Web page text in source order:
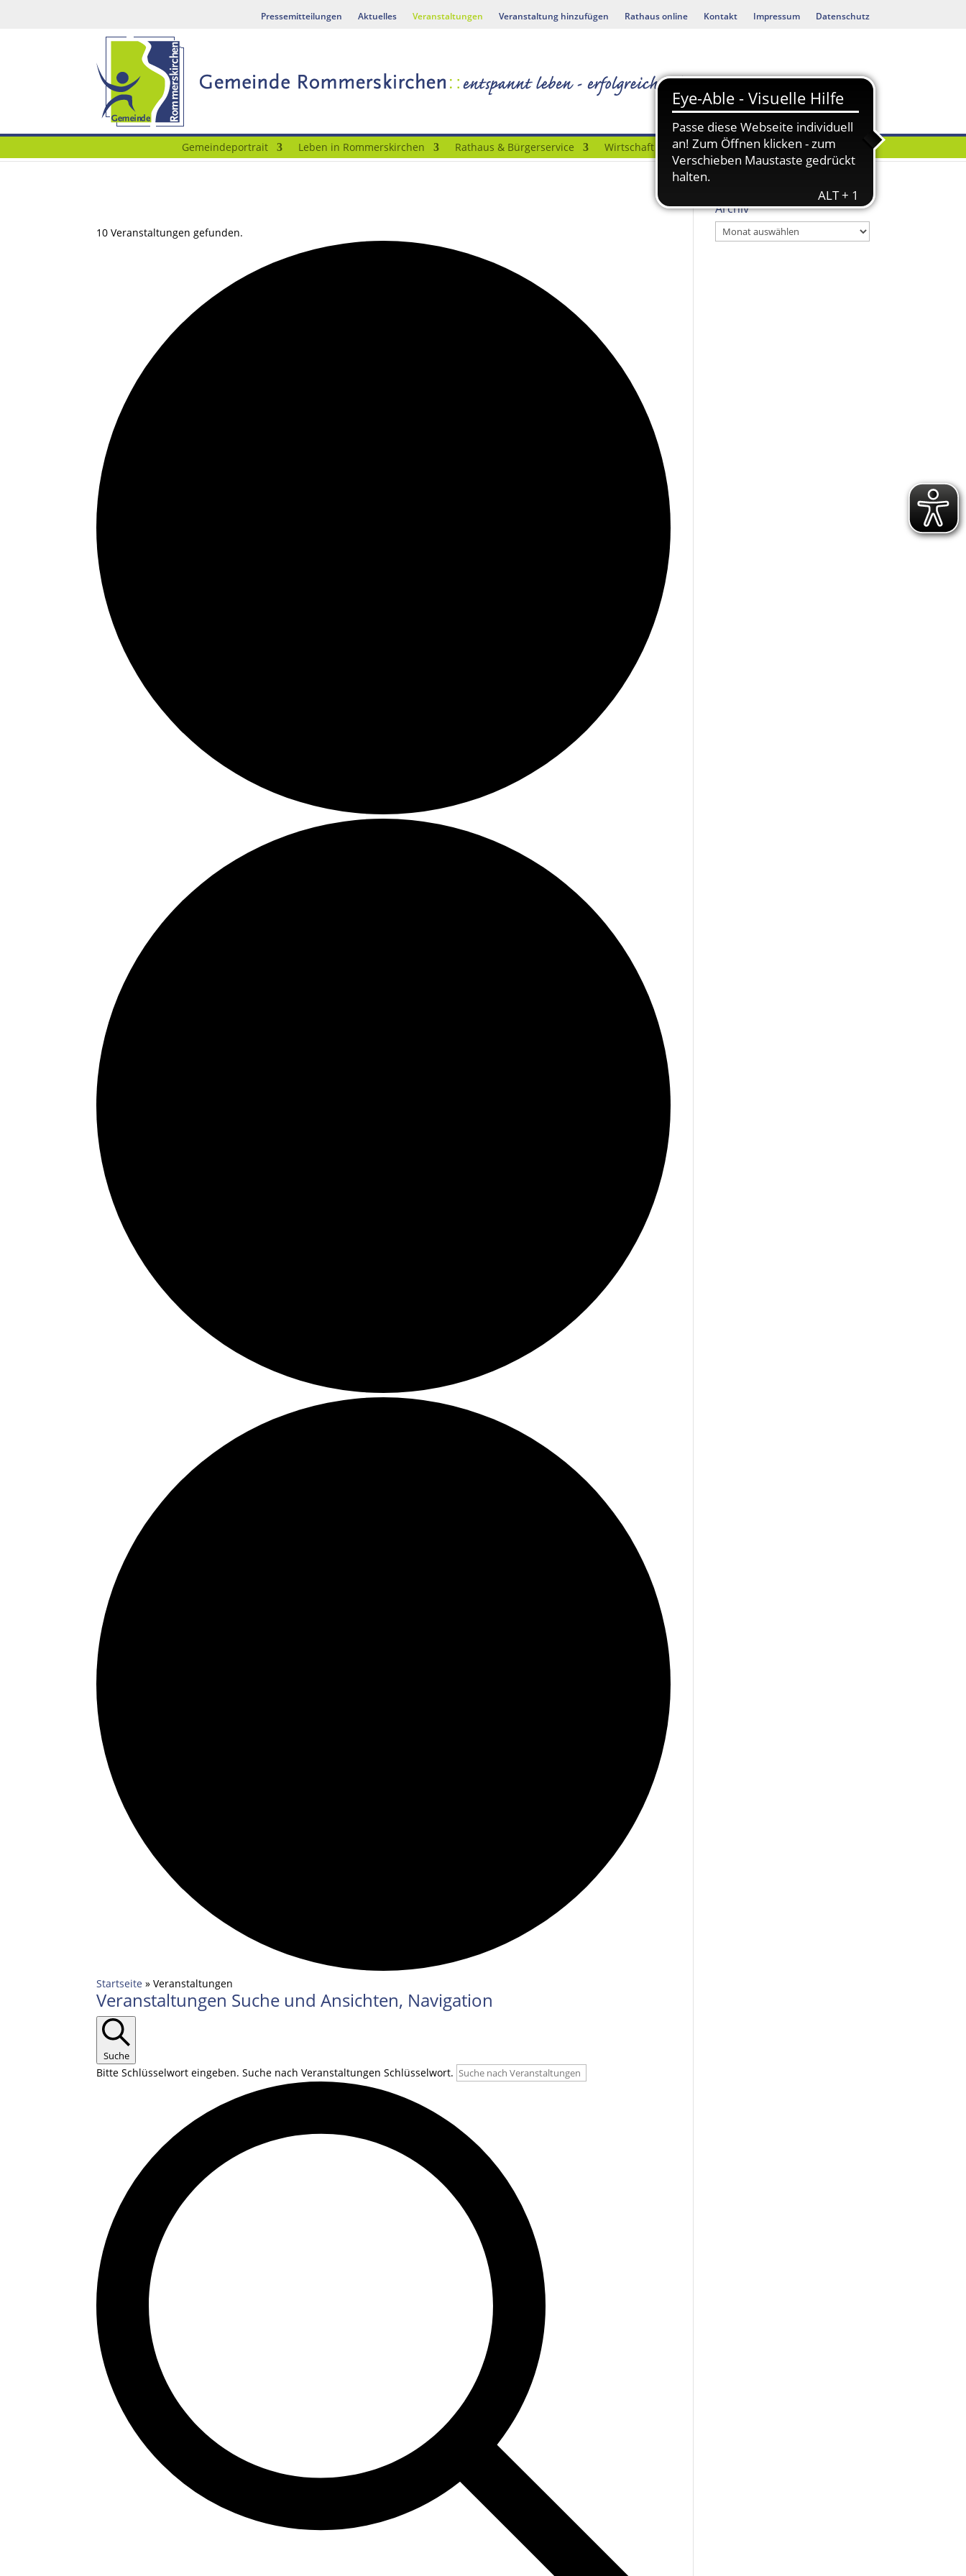
Pressemitteilungen Aktuelles Veranstaltungen Veranstaltung hinzufügen Rathaus online Kontakt Impressum Datenschutz
Gemeindeportrait Leben in Rommerskirchen Rathaus & Bürgerservice Wirtschaft Bauen & Umwelt
10 Veranstaltungen gefunden.
Startseite »Veranstaltungen
Veranstaltungen
Veranstaltungen Suche und Ansichten, Navigation
Suche
Bitte Schlüsselwort eingeben. Suche nach Veranstaltungen Schlüsselwort.
Archiv
Archiv